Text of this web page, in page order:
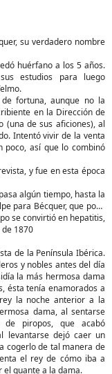
su verdadero nombre
huérfano a los 5 años.
estudios para luego
fortuna, aunque no la
en la Dirección de
(una de sus aficiones), al
Intentó vivir de la venta
poco, así que lo combinó
y fue en esta época
algún tiempo, hasta la
para Bécquer, que poco
se convirtió en hepatitis,
1870
de la Península Ibérica.
y nobles antes del día
la más hermosa dama
ésta tenía enamorados a
la noche anterior a la
dama, al sentarse
de piropos, que acabó
levantarse dejó caer un
cogerlo de tal manera de
el rey de cómo iba a
guante a la dama.